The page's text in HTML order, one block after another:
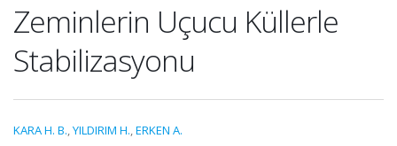
Zeminlerin Uçucu Küllerle
Stabilizasyonu
KARA H. B.,YILDIRIM H.,ERKEN A.